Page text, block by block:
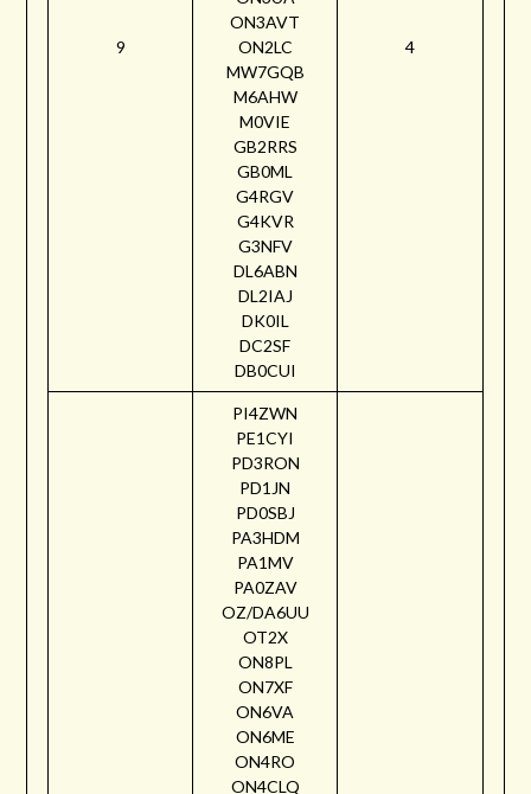
9
ON3AVT
ON2LC
MW7GQB
M6AHW
M0VIE
GB2RRS
GB0ML
G4RGV
G4KVR
G3NFV
DL6ABN
DL2IAJ
DK0IL
DC2SF
DB0CUI
4
PI4ZWN
PE1CYI
PD3RON
PD1JN
PD0SBJ
PA3HDM
PA1MV
PA0ZAV
OZ/DA6UU
OT2X
ON8PL
ON7XF
ON6VA
ON6ME
ON4RO
ON4CLQ